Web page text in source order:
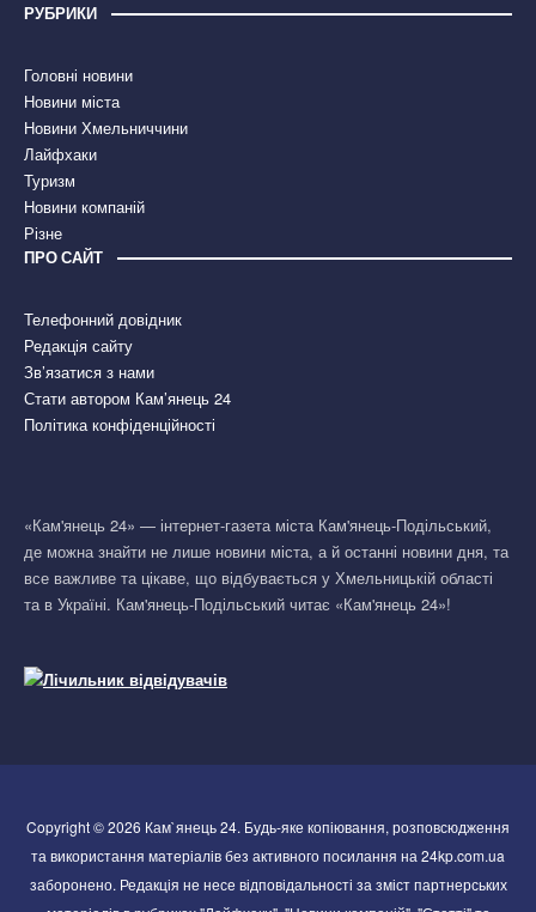
РУБРИКИ
Головні новини
Новини міста
Новини Хмельниччини
Лайфхаки
Туризм
Новини компаній
Різне
ПРО САЙТ
Телефонний довідник
Редакція сайту
Зв’язатися з нами
Стати автором Кам’янець 24
Політика конфіденційності
«Кам'янець 24» — інтернет-газета міста Кам'янець-Подільський,
де можна знайти не лише новини міста, а й останні новини дня, та
все важливе та цікаве, що відбувається у Хмельницькій області
та в Україні. Кам'янець-Подільський читає «Кам'янець 24»!
Copyright © 2026 Кам`янець 24. Будь-яке копіювання, розповсюдження
та використання матеріалів без активного посилання на 24kp.com.ua
заборонено. Редакція не несе відповідальності за зміст партнерських